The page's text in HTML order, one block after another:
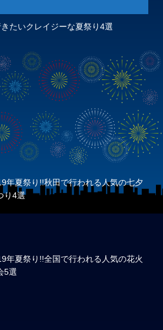
たいクレイジーな夏祭り4選
年夏祭り!!秋田で行われる人気の七夕
り4選
年夏祭り!!全国で行われる人気の花火
5選